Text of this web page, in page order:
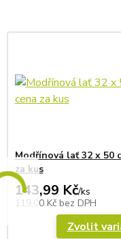
Modřínová lať 32 x 50
za kus
143,99 Kč/ks
119,00 Kč bez DPH
Zvolit